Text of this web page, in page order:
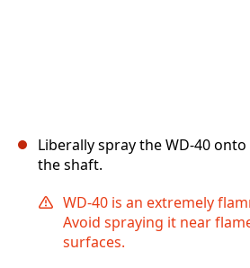
Liberally spray the WD-40
the shaft.
WD-40 is an extremely
Avoid spraying it near
surfaces.